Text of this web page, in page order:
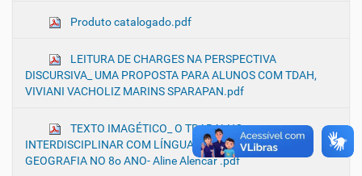
Produto catalogado.pdf
LEITURA DE CHARGES NA PERSPECTIVA
DISCURSIVA_ UMA PROPOSTA PARA ALUNOS COM TDAH,
VIVIANI VACHOLIZ MARINS SPARAPAN.pdf
TEXTO IMAGÉTICO_ O TRABALHO
INTERDISCIPLINAR COM LÍNGUA PORTUGUESA E
GEOGRAFIA NO 8o ANO- Aline Alencar .pdf